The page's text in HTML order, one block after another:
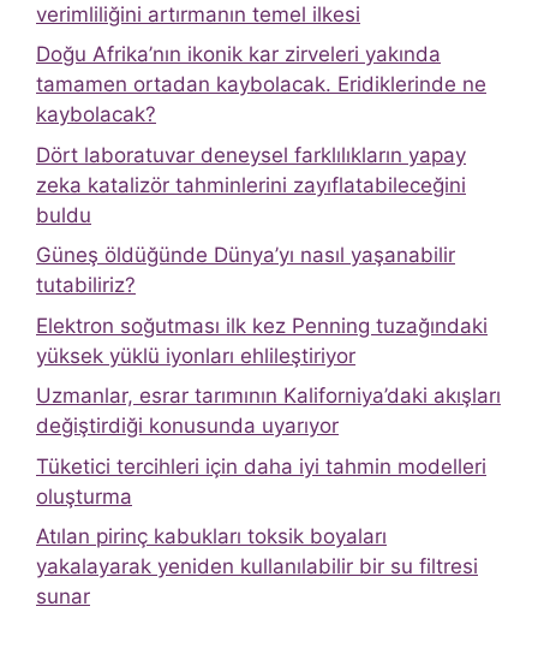
verimliliğini artırmanın temel ilkesi
Doğu Afrika’nın ikonik kar zirveleri yakında
tamamen ortadan kaybolacak. Eridiklerinde ne
kaybolacak?
Dört laboratuvar deneysel farklılıkların yapay
zeka katalizör tahminlerini zayıflatabileceğini
buldu
Güneş öldüğünde Dünya’yı nasıl yaşanabilir
tutabiliriz?
Elektron soğutması ilk kez Penning tuzağındaki
yüksek yüklü iyonları ehlileştiriyor
Uzmanlar, esrar tarımının Kaliforniya’daki akışları
değiştirdiği konusunda uyarıyor
Tüketici tercihleri ​​için daha iyi tahmin modelleri
oluşturma
Atılan pirinç kabukları toksik boyaları
yakalayarak yeniden kullanılabilir bir su filtresi
sunar